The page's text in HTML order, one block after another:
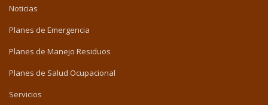
Noticias
Planes de Emergencia
Planes de Manejo Residuos
Planes de Salud Ocupacional
Servicios